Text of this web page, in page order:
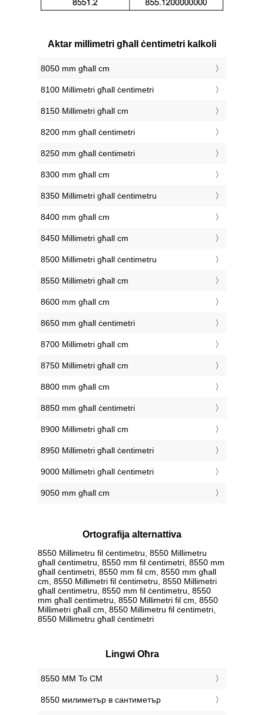
Aktar millimetri għall ċentimetri kalkoli
8050 mm għall cm
8100 Millimetri għall ċentimetri
8150 Millimetri għall cm
8200 mm għall ċentimetri
8250 mm għall ċentimetri
8300 mm għall cm
8350 Millimetri għall ċentimetru
8400 mm għall cm
8450 Millimetri għall cm
8500 Millimetri għall ċentimetru
8550 Millimetri għall cm
8600 mm għall cm
8650 mm għall ċentimetri
8700 Millimetri għall cm
8750 Millimetri għall cm
8800 mm għall cm
8850 mm għall ċentimetri
8900 Millimetri għall cm
8950 Millimetri għall ċentimetri
9000 Millimetri għall ċentimetri
9050 mm għall cm
Ortografija alternattiva
8550 Millimetru fil ċentimetru, 8550 Millimetru
għall ċentimetru, 8550 mm fil ċentimetri, 8550 mm
għall ċentimetri, 8550 mm fil cm, 8550 mm għall
cm, 8550 Millimetri fil ċentimetru, 8550 Millimetri
għall ċentimetru, 8550 mm fil ċentimetru, 8550
mm għall ċentimetru, 8550 Millimetri fil cm, 8550
Millimetri għall cm, 8550 Millimetru fil ċentimetri,
8550 Millimetru għall ċentimetri
Lingwi Oħra
‎8550 MM To CM
‎8550 милиметър в сантиметър